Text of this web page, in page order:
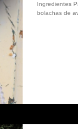
Ingredientes
bolachas de